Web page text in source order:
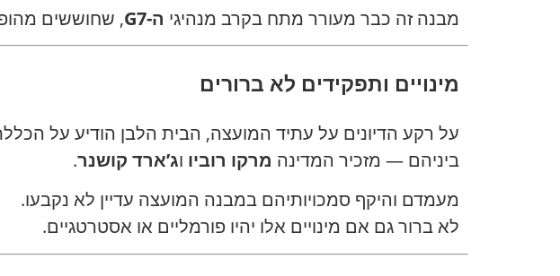
מבנה זה כבר מעורר מתח בקרב מנהיגי ה-G7 , שחוששים
מינויים ותפקידים לא ברורים
על רקע הדיונים על עתיד המועצה, הבית הלבן הודיע על
ביניהם — מזכיר המדינה מרקו רוביו וג’ארד קושנר.
מעמדם והיקף סמכויותיהם במבנה המועצה עדיין לא נקבעו.
לא ברור גם אם מינויים אלו יהיו פורמליים או אסטרטגיים.